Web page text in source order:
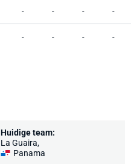
- - - -
- - - -
Huidige team:
La Guaira,
Panama